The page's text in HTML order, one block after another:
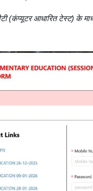
(कंप्यूटर आधारित टेस्ट) के